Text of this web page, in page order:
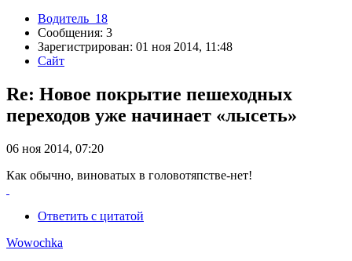
Водитель_18
Сообщения: 3
Зарегистрирован: 01 ноя 2014, 11:48
Сайт
Re: Новое покрытие пешеходных
переходов уже начинает «лысеть»
06 ноя 2014, 07:20
Как обычно, виноватых в головотяпстве-нет!
Ответить с цитатой
Wowochka